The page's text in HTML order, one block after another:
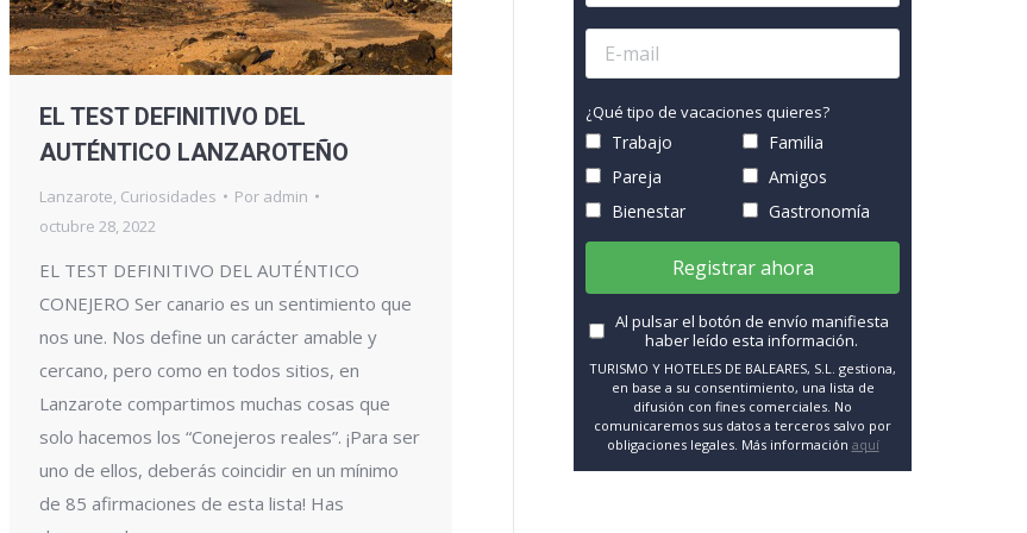
EL TEST DEFINITIVO DEL
AUTÉNTICO LANZAROTEÑO
Lanzarote, Curiosidades Por admin
octubre 28, 2022
EL TEST DEFINITIVO DEL AUTÉNTICO
CONEJERO Ser canario es un sentimiento que
nos une. Nos define un carácter amable y
cercano, pero como en todos sitios, en
Lanzarote compartimos muchas cosas que
solo hacemos los “Conejeros reales”. ¡Para ser
uno de ellos, deberás coincidir en un mínimo
de 85 afirmaciones de esta lista! Has
¿Qué tipo de vacaciones quieres?
Trabajo
Familia
Pareja
Amigos
Bienestar
Gastronomía
Registrar ahora
Al pulsar el botón de envío manifiesta
haber leído esta información.
TURISMO Y HOTELES DE BALEARES, S.L. gestiona,
en base a su consentimiento, una lista de
difusión con fines comerciales. No
comunicaremos sus datos a terceros salvo por
obligaciones legales. Más información aquí